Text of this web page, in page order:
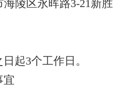
陵区永晖路3-21新胜
起3个工作日。
宜